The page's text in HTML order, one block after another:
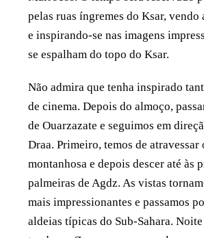
pelas ruas íngremes do Ksar, vendo
e inspirando-se nas imagens
se espalham do topo do Ksar.
Não admira que tenha inspirado
de cinema. Depois do almoço,
de Ouarzazate e seguimos em
Draa. Primeiro, temos de atravessar
montanhosa e depois descer até às
palmeiras de Agdz. As vistas
mais impressionantes e passamos
aldeias típicas do Sub-Sahara.